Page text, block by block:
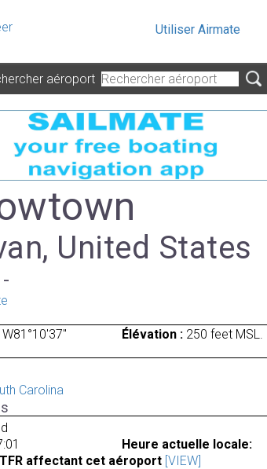
Utiliser Airmate
aéroport
United States
Élévation :250 feet MSL.
Carolina
Heure actuelle locale:
TFR affectant cet aéroport [VIEW]